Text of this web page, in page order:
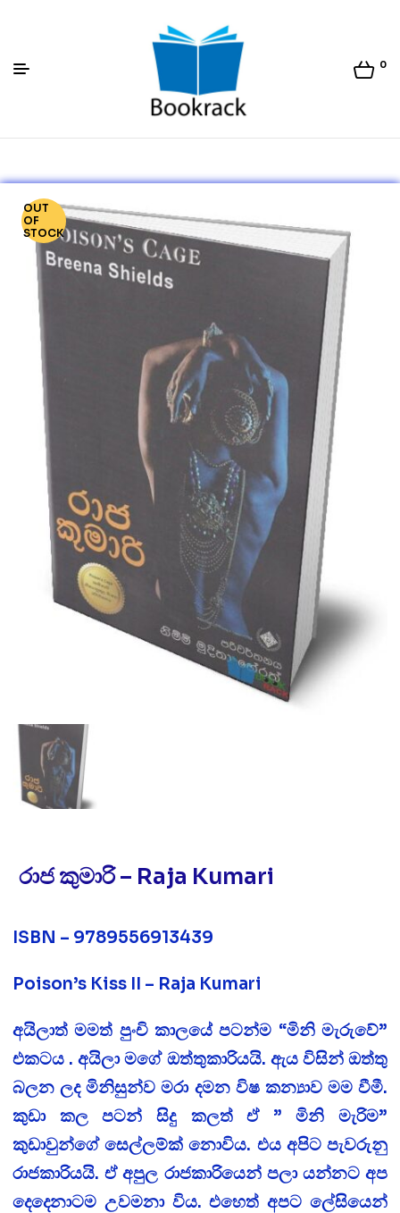
Bookrack.lk
0
OUT
OF
STOCK
රාජ කුමාරි – Raja Kumari
ISBN – 9789556913439
Poison’s Kiss II – Raja Kumari
අයිලාත් මමත් පුංචි කාලයේ පටන්ම “මිනි මැරුවේ”
එකටය . අයිලා මගේ ඔත්තුකාරියයි. ඇය විසින් ඔත්තු
බලන ලද මිනිසුන්ව මරා දමන විෂ කන්‍යාව මම වීමී.
කුඩා කල පටන් සිදු කලත් ඒ ” මිනි මැරිම”
කුඩාවුන්ගේ සෙල්ලම්ක් නොවිය. එය අපිට පැවරුනු
රාජකාරියයි. ඒ අපුල රාජකාරියෙන් පලා යන්නට අප
දෙදෙනාටම උවමනා විය. එහෙත් අපට ලේසියෙන්